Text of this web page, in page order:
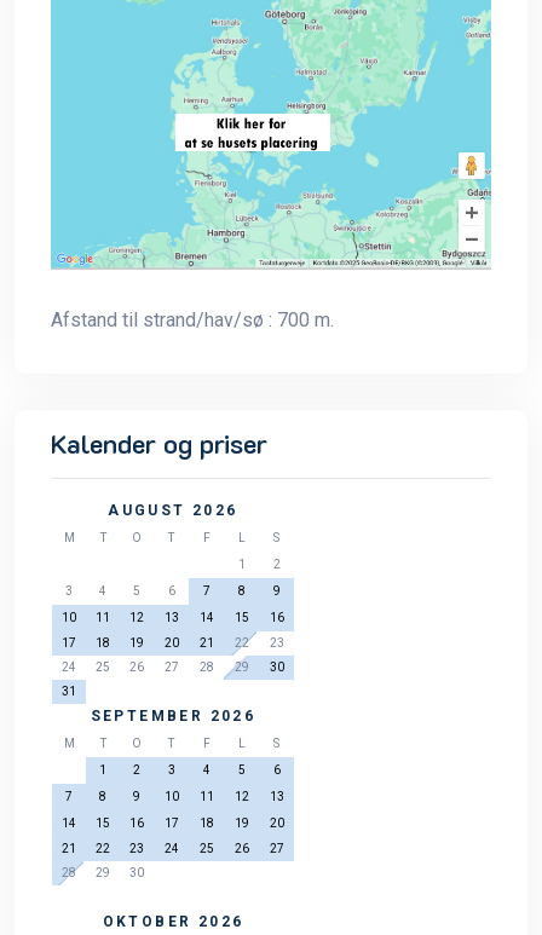
Afstand til strand/hav/sø : 700 m.
Kalender og priser
AUGUST 2026
M T O T F
S
1
2
3
4 5 6 7 8
9
10
11 12 13 14 15
16
17
18 19 20 21 22
23
24
25 26 27 28 29
30
31
SEPTEMBER 2026
M T O T F
S
1
2 3 4 5
6
7
8 9 10 11 12
13
14
15 16 17 18 19
20
21
22 23 24 25 26
27
28
29 30
OKTOBER 2026